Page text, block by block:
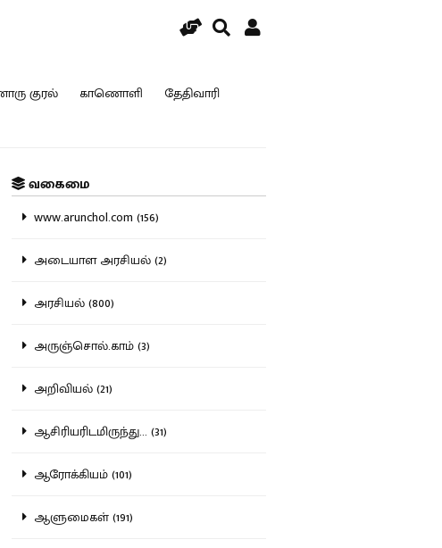
குரல் காணொளி தேதிவாரி
வகைமை
www.arunchol.com (156)
அடையாள அரசியல் (2)
அரசியல் (800)
அருஞ்சொல்.காம் (3)
அறிவியல் (21)
ஆசிரியரிடமிருந்து... (31)
ஆரோக்கியம் (101)
ஆளுமைகள் (191)